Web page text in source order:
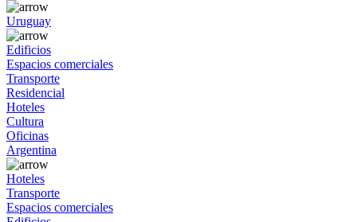
Uruguay
Edificios
Espacios comerciales
Transporte
Residencial
Hoteles
Cultura
Oficinas
Argentina
Hoteles
Transporte
Espacios comerciales